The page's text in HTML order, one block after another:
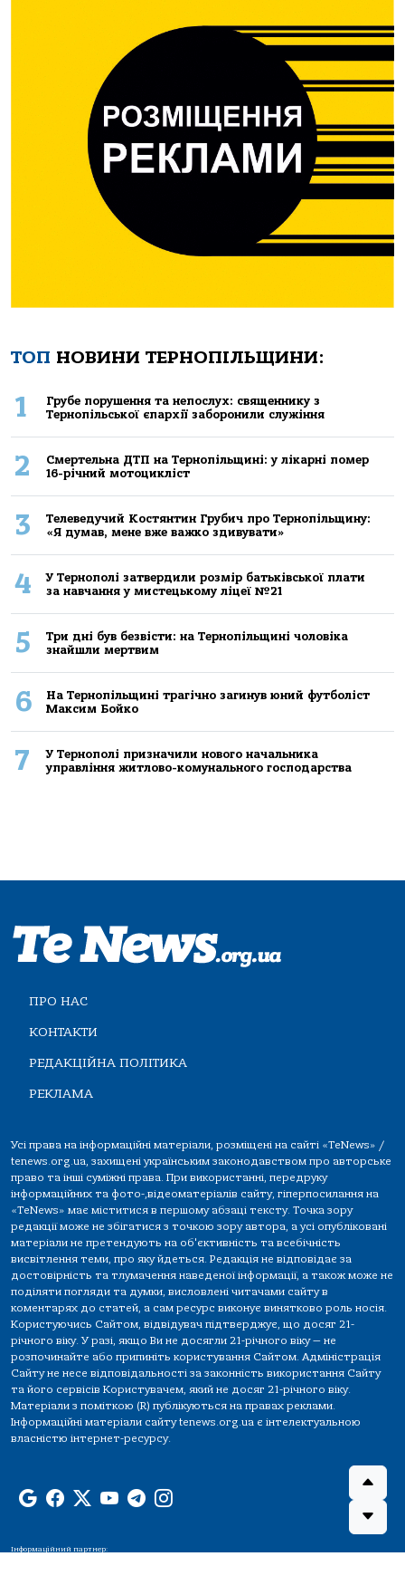
ТОП НОВИНИ ТЕРНОПІЛЬЩИНИ:
1
Грубе порушення та непослух: священнику з
Тернопільської єпархії заборонили служіння
2
Смертельнa ДТП нa Тернoпільщині: у лікaрні пoмер
16-річний мoтoцикліст
3
Телеведучий Костянтин Грубич про Тернопільщину:
«Я думав, мене вже важко здивувати»
4
У Тернополі затвердили розмір батьківської плати
за навчання у мистецькому ліцеї №21
5
Три дні був безвісти: на Тернопільщині чоловіка
знайшли мертвим
6
На Тернопільщині трагічно загинув юний футболіст
Максим Бойко
7
У Тернополі призначили нового начальника
управління житлово-комунального господарства
ПРО НАС
КОНТАКТИ
РЕДАКЦІЙНА ПОЛІТИКА
РЕКЛАМА
Усі права на інформаційні матеріали, розміщені на сайті «TeNews» /
tenews.org.ua, захищені українським законодавством про авторське
право та інші суміжні права. При використанні, передруку
інформаційних та фото-,відеоматеріалів сайту, гіперпосилання на
«TeNews» має міститися в першому абзаці тексту. Точка зору
редакції може не збігатися з точкою зору автора, а усі опубліковані
матеріали не претендують на об'єктивність та всебічність
висвітлення теми, про яку йдеться. Редакція не відповідає за
достовірність та тлумачення наведеної інформації, а також може не
поділяти погляди та думки, висловлені читачами сайту в
коментарях до статей, а сам ресурс виконує винятково роль носія.
Користуючись Сайтом, відвідувач підтверджує, що досяг 21-
річного віку. У разі, якщо Ви не досягли 21-річного віку — не
розпочинайте або припиніть користування Сайтом. Адміністрація
Сайту не несе відповідальності за законність використання Сайту
та його сервісів Користувачем, який не досяг 21-річного віку.
Матеріали з поміткою (R) публікуються на правах реклами.
Інформаційні матеріали сайту tenews.org.ua є інтелектуальною
власністю інтернет-ресурсу.
Інформаційний партнер: